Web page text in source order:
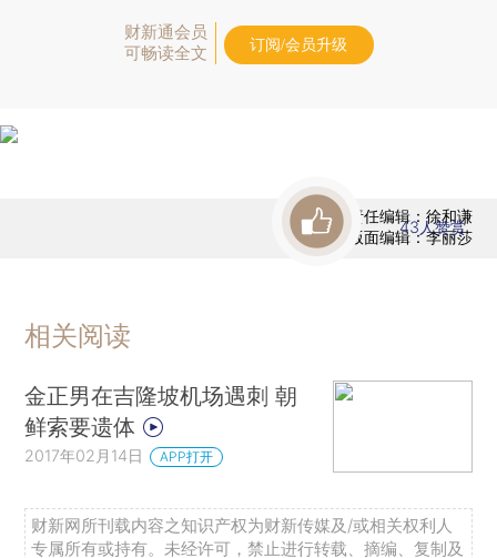
财新通会员
可畅读全文
订阅/会员升级
责任编辑：徐和谦
版面编辑：李丽莎
43人赞赏
相关阅读
金正男在吉隆坡机场遇刺 朝
鲜索要遗体
2017年02月14日 APP打开
财新网所刊载内容之知识产权为财新传媒及/或相关权利人
专属所有或持有。未经许可，禁止进行转载、摘编、复制及